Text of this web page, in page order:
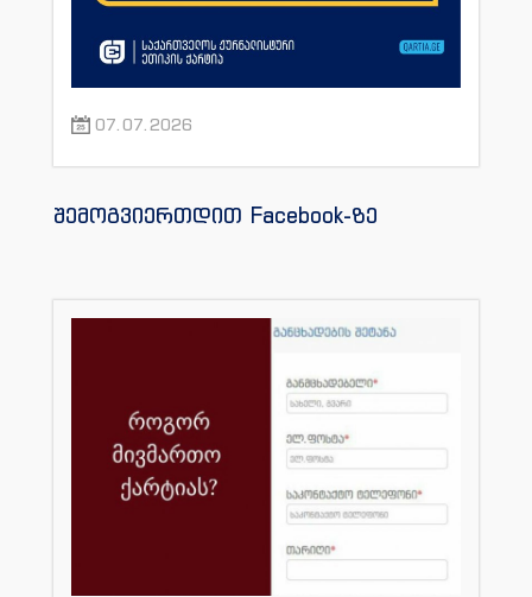
07.07.2026
შემოგვიერთდით Facebook-ზე